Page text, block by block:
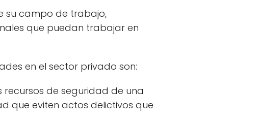
su campo de trabajo,
que puedan trabajar en
en el sector privado son:
recursos de seguridad de una
que eviten actos delictivos que